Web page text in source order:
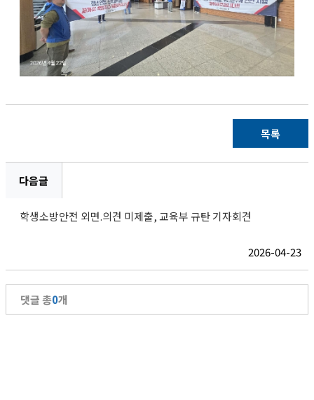
목록
다음글
학생소방안전 외면.의견 미제출, 교육부 규탄 기자회견
2026-04-23
댓글 총0개